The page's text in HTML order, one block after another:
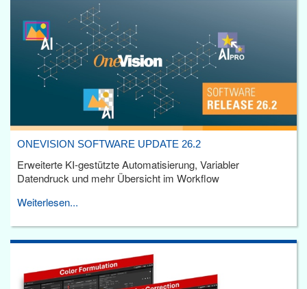
ONEVISION SOFTWARE UPDATE 26.2
Erweiterte KI-gestützte Automatisierung, Variabler
Datendruck und mehr Übersicht im Workflow
Weiterlesen...